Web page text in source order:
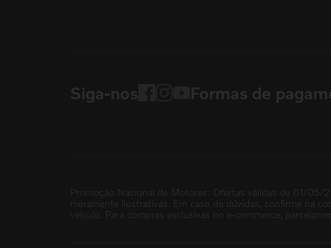
Siga-nos Formas de
Promoção Nacional de Motores: Ofertas válidas de 01/
meramente ilustrativas. Em caso de dúvidas, confirme na
veículo. Para compras exclusivas no e-commerce,